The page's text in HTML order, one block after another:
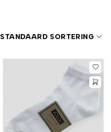
STANDAARD SORTERING